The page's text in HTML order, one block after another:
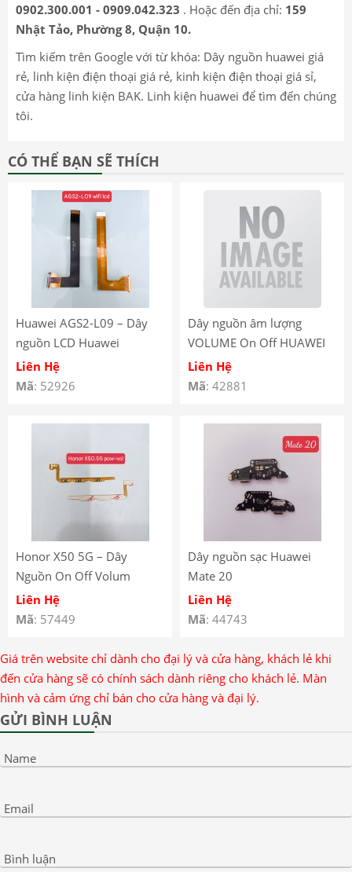
0902.300.001 - 0909.042.323 . Hoặc đến địa chỉ: 159
Nhật Tảo, Phường 8, Quận 10.
Tìm kiếm trên Google với từ khóa: Dây nguồn huawei giá
rẻ, linh kiện điện thoại giá rẻ, kinh kiện điện thoại giá sỉ,
cửa hàng linh kiện BAK. Linh kiện huawei để tìm đến chúng
tôi.
CÓ THỂ BẠN SẼ THÍCH
Huawei AGS2-L09 – Dây
nguồn LCD Huawei
MediaPad T5 10.1 inch –
Cáp Nối Màn Hình Huawei
MediaPad T5 10.1 inch
Flex Cable
Liên Hệ
Mã: 52926
Dây nguồn âm lượng
VOLUME On Off HUAWEI
P9
Liên Hệ
Mã: 42881
Honor X50 5G – Dây
Nguồn On Off Volum
Huawei Honor X50 5G
Liên Hệ
Mã: 57449
Dây nguồn sạc Huawei
Mate 20
Liên Hệ
Mã: 44743
Giá trên website chỉ dành cho đại lý và cửa hàng, khách lẻ khi
đến cửa hàng sẽ có chính sách dành riêng cho khách lẻ. Màn
hình và cảm ứng chỉ bán cho cửa hàng và đại lý.
GỬI BÌNH LUẬN
Name
Email
Bình luận